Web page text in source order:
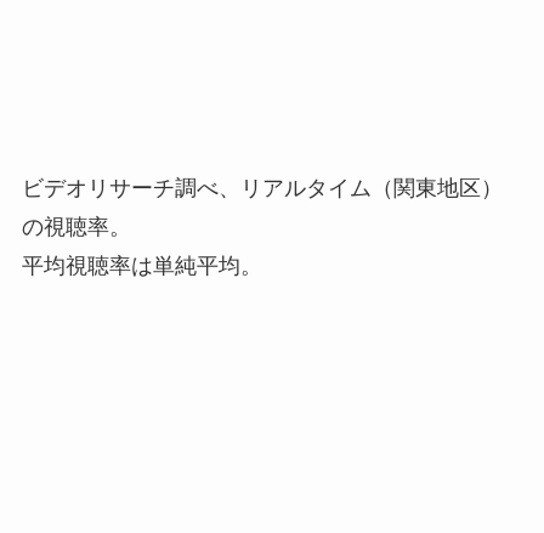
ビデオリサーチ調べ、リアルタイム（関東地区）
の視聴率。
平均視聴率は単純平均。